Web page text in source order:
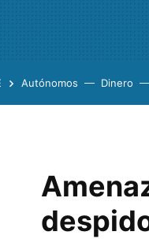
Autónomos Dinero